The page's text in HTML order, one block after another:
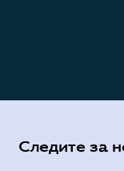
Следите за